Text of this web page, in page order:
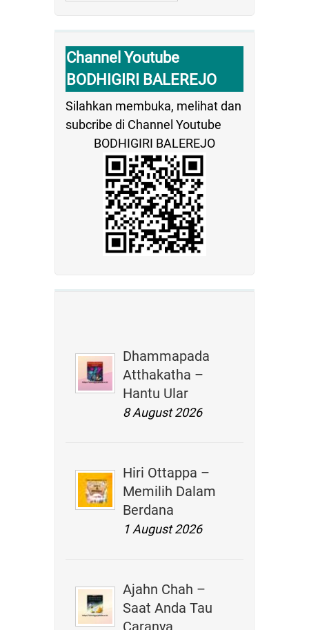
Channel Youtube
BODHIGIRI BALEREJO
Silahkan membuka, melihat dan
subcribe di Channel Youtube
BODHIGIRI BALEREJO
Dhammapada
Atthakatha –
Hantu Ular
8 August 2026
Hiri Ottappa –
Memilih Dalam
Berdana
1 August 2026
Ajahn Chah –
Saat Anda Tau
Caranya